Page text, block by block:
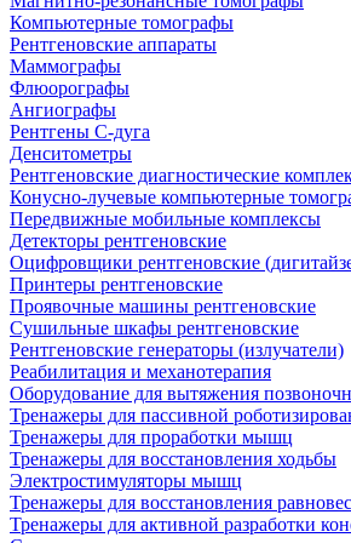
Компьютерные томографы
Рентгеновские аппараты
Маммографы
Флюорографы
Ангиографы
Рентгены С-дуга
Денситометры
Рентгеновские диагностические
Конусно-лучевые компьютерные
Передвижные мобильные комплексы
Детекторы рентгеновские
Оцифровщики рентгеновские
Принтеры рентгеновские
Проявочные машины рентгеновские
Сушильные шкафы рентгеновские
Рентгеновские генераторы (излучатели)
Реабилитация и механотерапия
Оборудование для вытяжения
Тренажеры для пассивной
Тренажеры для проработки мышц
Тренажеры для восстановления ходьбы
Электростимуляторы мышц
Тренажеры для восстановления
Тренажеры для активной разработки